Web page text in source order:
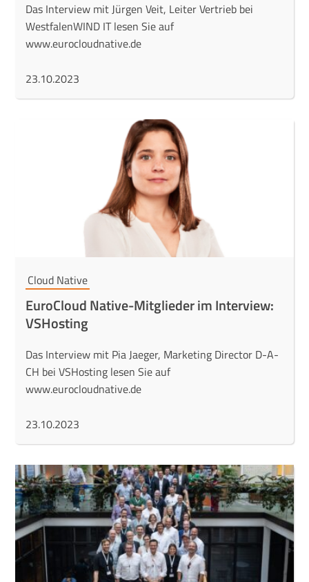
Das Interview mit Jürgen Veit, Leiter Vertrieb bei
WestfalenWIND IT lesen Sie auf
www.eurocloudnative.de
23.10.2023
Cloud Native
EuroCloud Native-Mitglieder im Interview:
VSHosting
Das Interview mit Pia Jaeger, Marketing Director D-A-
CH bei VSHosting lesen Sie auf
www.eurocloudnative.de
23.10.2023